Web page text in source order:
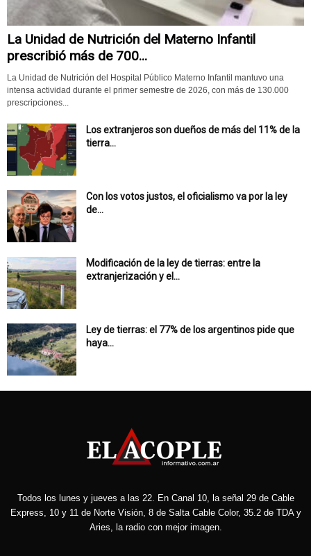
La Unidad de Nutrición del Materno Infantil
prescribió más de 700...
La Unidad de Nutrición del Hospital Público Materno Infantil mantuvo una
intensa actividad durante el primer semestre de 2026, con más de 130.000
prescripciones...
Los extranjeros son dueños de más del 11% de la
tierra...
Con los votos justos, el oficialismo va por la ley
de...
Modificación de la ley de tierras: entre la
extranjerización y el...
Ley de tierras: el 77% de los argentinos pide que
haya...
Todos los lunes y jueves a las 22. En Canal 10, la señal 29 de Cable
Express, 10 y 11 de Norte Visión, 8 de Salta Cable Color, 35.2 de TDA y
Aries, la radio con mejor imagen.